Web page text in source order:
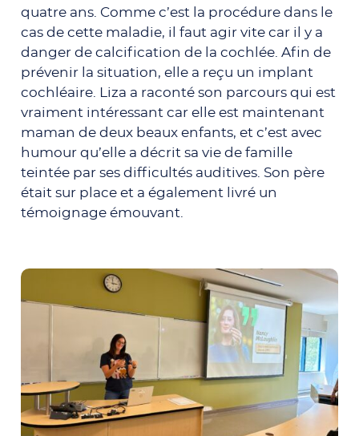
quatre ans. Comme c’est la procédure dans le
cas de cette maladie, il faut agir vite car il y a
danger de calcification de la cochlée. Afin de
prévenir la situation, elle a reçu un implant
cochléaire. Liza a raconté son parcours qui est
vraiment intéressant car elle est maintenant
maman de deux beaux enfants, et c’est avec
humour qu’elle a décrit sa vie de famille
teintée par ses difficultés auditives. Son père
était sur place et a également livré un
témoignage émouvant.